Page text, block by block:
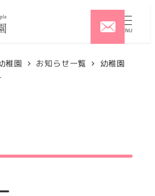
MENU
稚園 お知らせ一覧
幼稚園